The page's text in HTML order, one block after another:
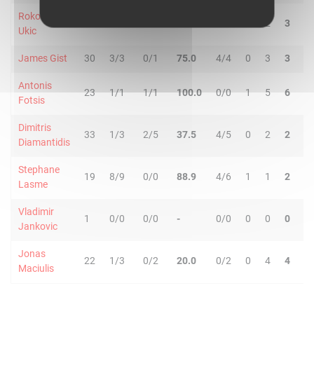
Roko Leni
Ukic
2 3
James Gist 30 3/3 0/1 75.0 4/4 0 3 3
Antonis
Fotsis
23 1/1 1/1 100.0 0/0 1 5 6
Dimitris
Diamantidis
33 1/3 2/5 37.5 4/5 0 2 2
Stephane
Lasme
19 8/9 0/0 88.9 4/6 1 1 2
Vladimir
Jankovic
1 0/0 0/0 - 0/0 0 0 0
Jonas
Maciulis
22 1/3 0/2 20.0 0/2 0 4 4